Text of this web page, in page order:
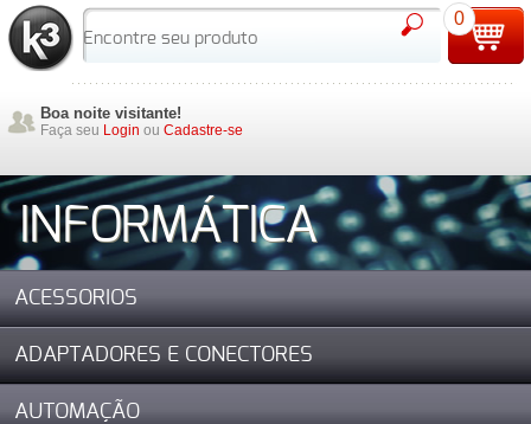
Boa noite visitante!
Faça seu Login ou Cadastre-se
0
INFORMÁTICA
ACESSORIOS
ADAPTADORES E CONECTORES
AUTOMAÇÃO